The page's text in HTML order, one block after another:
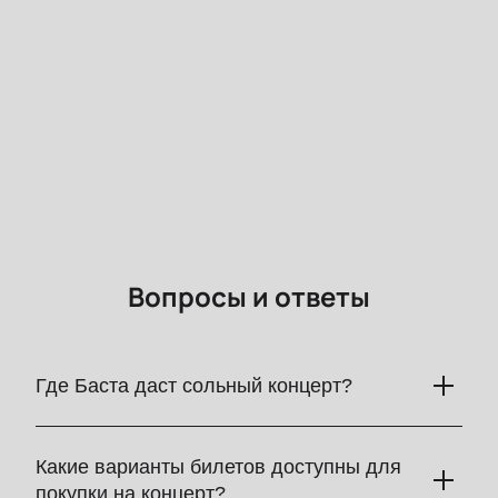
Вопросы и ответы
Где Баста даст сольный концерт?
грандиозной площадке — Газпром Арене. Это будет
масштабное шоу с лучшими хитами, живым звуком и
Какие варианты билетов доступны для